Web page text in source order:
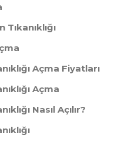
Açma Fiyatları
Açma
Nasıl Açılır?